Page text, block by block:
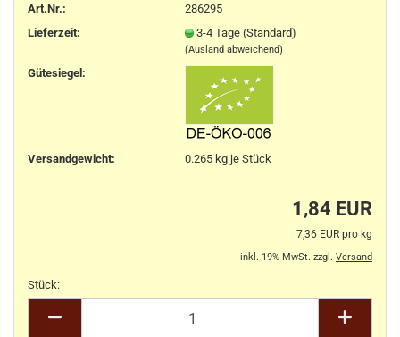
Art.Nr.:
286295
Lieferzeit:
3-4 Tage (Standard)
(Ausland abweichend)
Gütesiegel:
Versandgewicht: 0.265kg je Stück
1,84 EUR
7,36 EUR pro kg
inkl. 19% MwSt. zzgl. Versand
Stück: